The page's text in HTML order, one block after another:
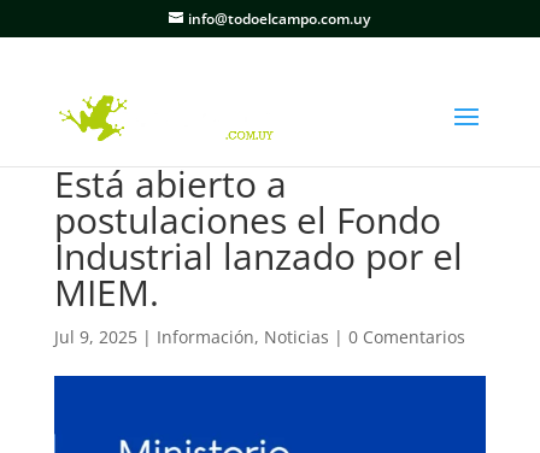
info@todoelcampo.com.uy
Está abierto a
postulaciones el Fondo
Industrial lanzado por el
MIEM.
Jul 9, 2025| Información, Noticias | 0 Comentarios